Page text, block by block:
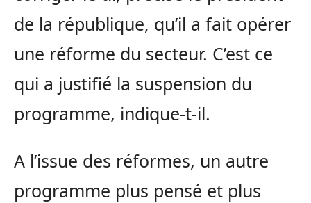
de la république, qu’il a fait opérer
une réforme du secteur. C’est ce
qui a justifié la suspension du
programme, indique-t-il.
A l’issue des réformes, un autre
programme plus pensé et plus